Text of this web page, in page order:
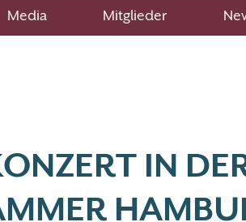
Media Mitglieder
IN